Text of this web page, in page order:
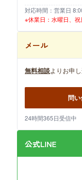
対応時間：営業日
※休業日：水曜日、祝
メール
無料相談よりお申
問
24時間365日受信中
公式LINE